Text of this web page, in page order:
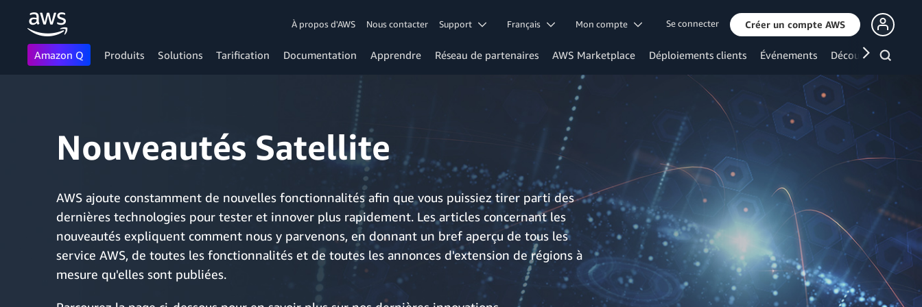
À propos d'AWS Nous contacter Support Français Mon compte Se connecter Créer un compte AWS
Amazon Q Produits Solutions Tarification Documentation Apprendre Réseau de partenaires AWS Marketplace Déploiements clients Événements Découvrir
Nouveautés Satellite
AWS ajoute constamment de nouvelles fonctionnalités afin que vous puissiez tirer parti des
dernières technologies pour tester et innover plus rapidement. Les articles concernant les
nouveautés expliquent comment nous y parvenons, en donnant un bref aperçu de tous les
service AWS, de toutes les fonctionnalités et de toutes les annonces d'extension de régions à
mesure qu'elles sont publiées.